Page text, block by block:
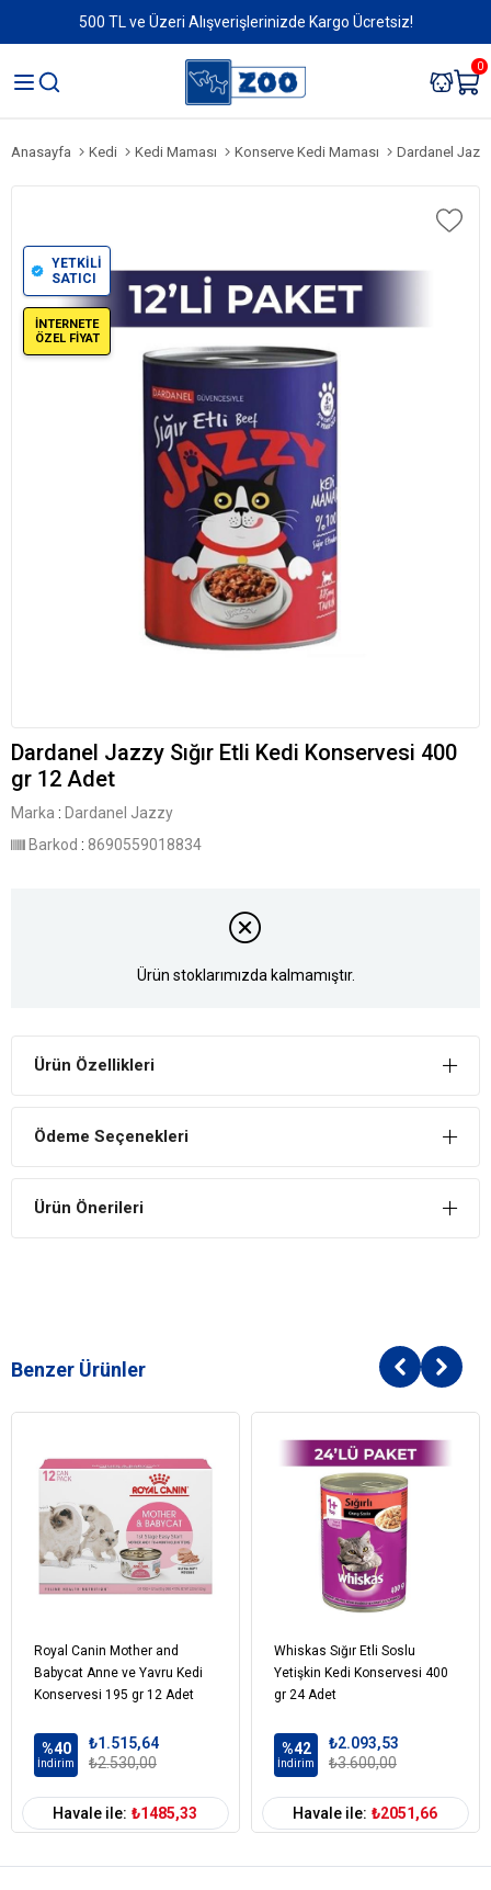
500 TL ve Üzeri Alışverişlerinizde Kargo Ücretsiz!
0
Anasayfa Kedi Kedi Maması Konserve Kedi Maması Dardanel
YETKİLİ
SATICI
İNTERNETE
ÖZEL FİYAT
Dardanel Jazzy Sığır Etli Kedi Konservesi 400
gr 12 Adet
Marka : Dardanel Jazzy
Barkod : 8690559018834
Ürün stoklarımızda kalmamıştır.
Ürün Özellikleri
Ödeme Seçenekleri
Ürün Önerileri
Benzer Ürünler
Royal Canin Mother and
Babycat Anne ve Yavru Kedi
Konservesi 195 gr 12 Adet
%40
İndirim
₺1.515,64
₺2.530,00
Havale ile: ₺1485,33
Whiskas Sığır Etli Soslu
Yetişkin Kedi Konservesi 400
gr 24 Adet
%42
İndirim
₺2.093,53
₺3.600,00
Havale ile: ₺2051,66